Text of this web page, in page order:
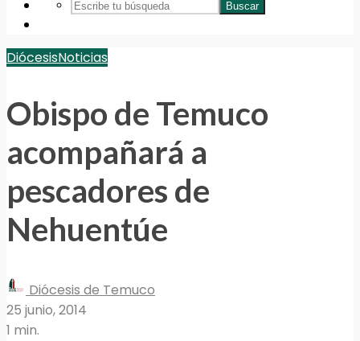
Buscar
DiócesisNoticias
Obispo de Temuco
acompañará a
pescadores de
Nehuentúe
Diócesis de Temuco
25 junio, 2014
1 min.